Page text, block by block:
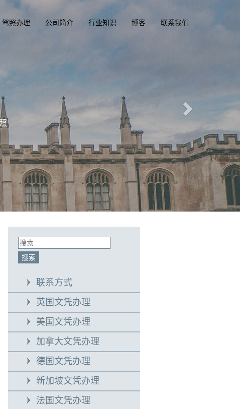
驾照办理 公司简介 行业知识 博客 联系我们
精英国
一
办理澳洲, 英国, 加拿大, 美
专业定制澳洲、英
联系方式
英国文凭办理
美国文凭办理
加拿大文凭办理
德国文凭办理
新加坡文凭办理
法国文凭办理